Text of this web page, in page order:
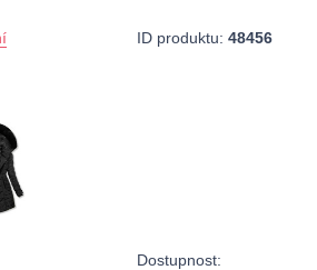
ID produktu: 48456
Dostupnost: